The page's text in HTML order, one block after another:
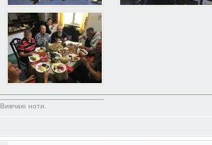
Вивчаю ноти.